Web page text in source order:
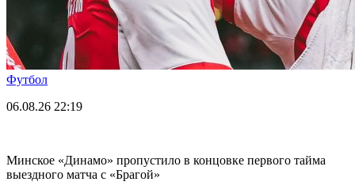
Футбол
06.08.26 22:19
Минское «Динамо» пропустило в концовке первого тайма
выездного матча с «Брагой»